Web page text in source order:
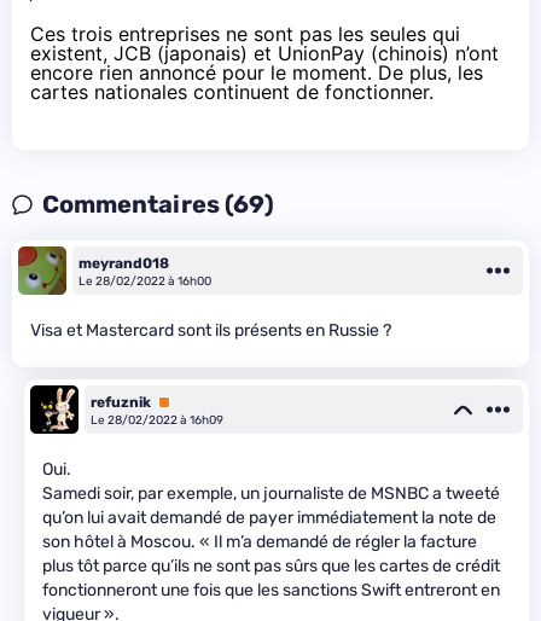
Ces trois entreprises ne sont pas les seules qui
existent, JCB (japonais) et UnionPay (chinois) n’ont
encore rien annoncé pour le moment. De plus, les
cartes nationales continuent de fonctionner.
Commentaires (69)
meyrand018
Le 28/02/2022 à 16h00
Visa et Mastercard sont ils présents en Russie ?
refuznik Premium
Le 28/02/2022 à 16h09
Oui.
Samedi soir, par exemple, un journaliste de MSNBC a tweeté
qu’on lui avait demandé de payer immédiatement la note de
son hôtel à Moscou. « Il m’a demandé de régler la facture
plus tôt parce qu’ils ne sont pas sûrs que les cartes de crédit
fonctionneront une fois que les sanctions Swift entreront en
vigueur ».